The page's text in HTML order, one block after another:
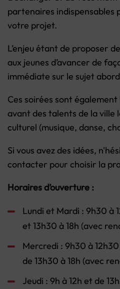
partenaires indispensables
votre projet.
L’enjeu étant de proposer
aux jeunes d’avancer de
immédiate sur le sujet
Ces soirées sont
avant des talents de la ville
culturel (musique, danse,
Si vous avez des idées,
contacter pour choisir la
Horaires d’ouverture :
Lundi et Mardi : 9h30 à
et 13h30 à 18h (avec
Mercredi : 9h30 à
de 13h30 à 18h (avec
Jeudi : 9h à 12h et de